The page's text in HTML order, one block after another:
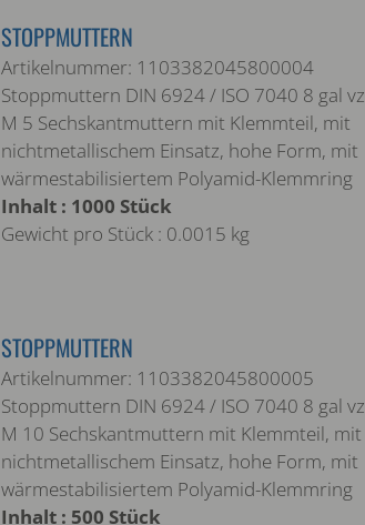
STOPPMUTTERN
Artikelnummer: 1103382045800004
Stoppmuttern DIN 6924 / ISO 7040 8 gal vz
M 5 Sechskantmuttern mit Klemmteil, mit
nichtmetallischem Einsatz, hohe Form, mit
wärmestabilisiertem Polyamid-Klemmring
Inhalt : 1000 Stück
Gewicht pro Stück : 0.0015 kg
STOPPMUTTERN
Artikelnummer: 1103382045800005
Stoppmuttern DIN 6924 / ISO 7040 8 gal vz
M 10 Sechskantmuttern mit Klemmteil, mit
nichtmetallischem Einsatz, hohe Form, mit
wärmestabilisiertem Polyamid-Klemmring
Inhalt : 500 Stück